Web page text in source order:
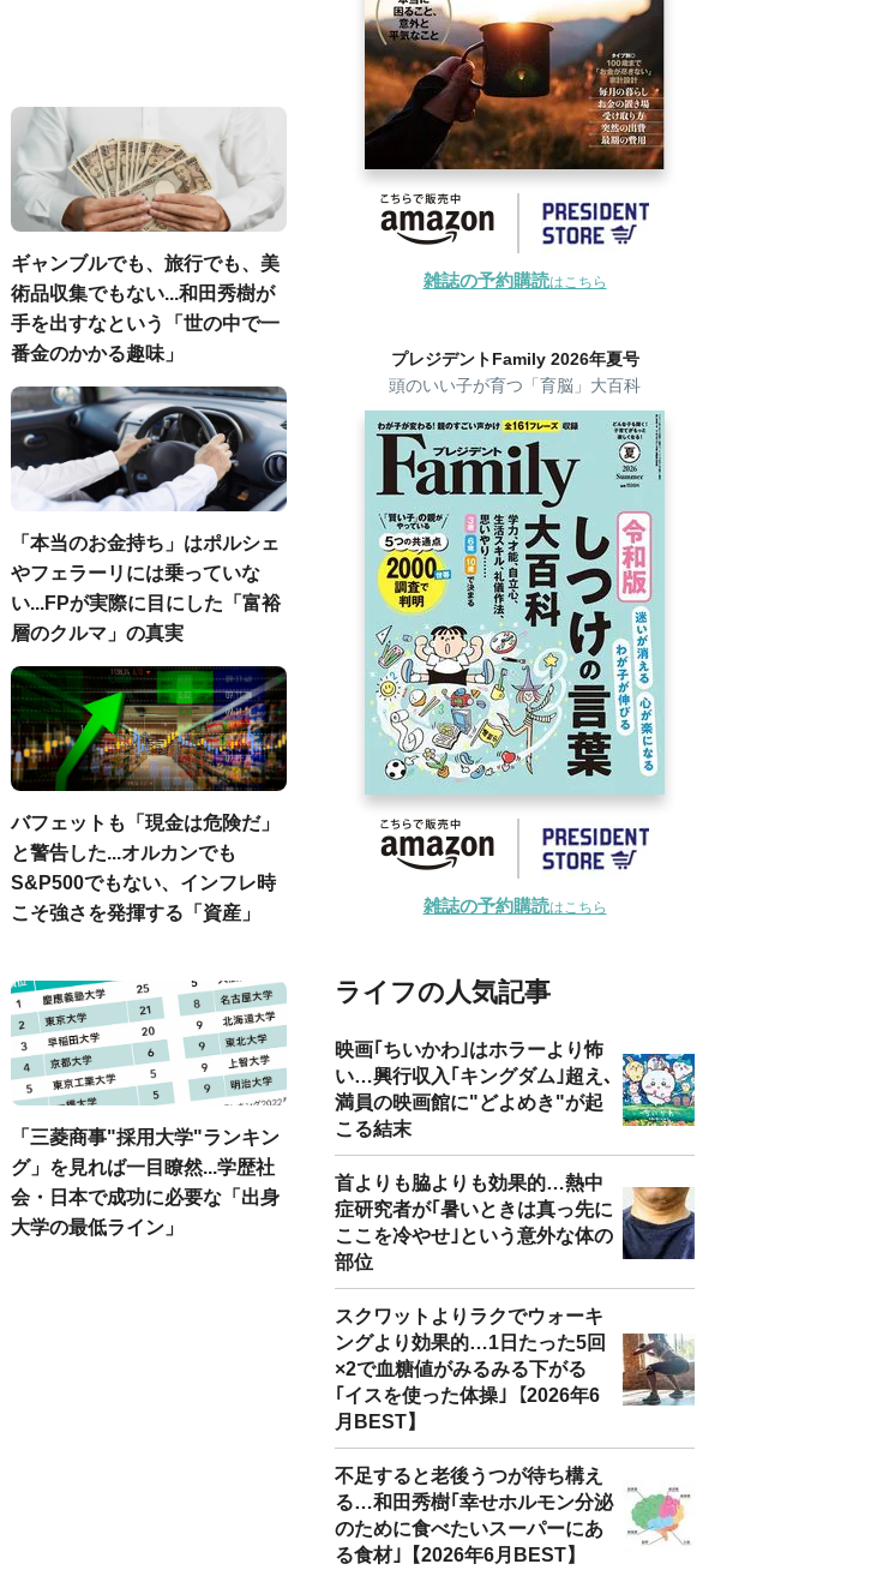
ギャンブルでも、旅行でも、美
術品収集でもない...和田秀樹が
手を出すなという「世の中で一
番金のかかる趣味」
「本当のお金持ち」はポルシェ
やフェラーリには乗っていな
い...FPが実際に目にした「富裕
層のクルマ」の真実
バフェットも「現金は危険だ」
と警告した...オルカンでも
S&P500でもない、インフレ時
こそ強さを発揮する「資産」
「三菱商事"採用大学"ランキン
グ」を見れば一目瞭然...学歴社
会・日本で成功に必要な「出身
大学の最低ライン」
雑誌の予約購読はこちら
プレジデントFamily 2026年夏号
頭のいい子が育つ「育脳」大百科
雑誌の予約購読はこちら
ライフの人気記事
映画｢ちいかわ｣はホラーより怖
い…興行収入｢キングダム｣超え､
満員の映画館に"どよめき"が起
こる結末
首よりも脇よりも効果的…熱中
症研究者が｢暑いときは真っ先に
ここを冷やせ｣という意外な体の
部位
スクワットよりラクでウォーキ
ングより効果的…1日たった5回
×2で血糖値がみるみる下がる
｢イスを使った体操｣【2026年6
月BEST】
不足すると老後うつが待ち構え
る…和田秀樹｢幸せホルモン分泌
のために食べたいスーパーにあ
る食材｣【2026年6月BEST】